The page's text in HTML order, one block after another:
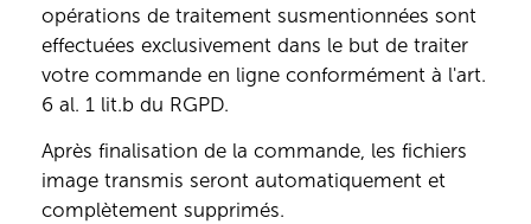
opérations de traitement susmentionnées sont
effectuées exclusivement dans le but de traiter
votre commande en ligne conformément à l'art.
6 al. 1 lit.b du RGPD.
Après finalisation de la commande, les fichiers
image transmis seront automatiquement et
complètement supprimés.